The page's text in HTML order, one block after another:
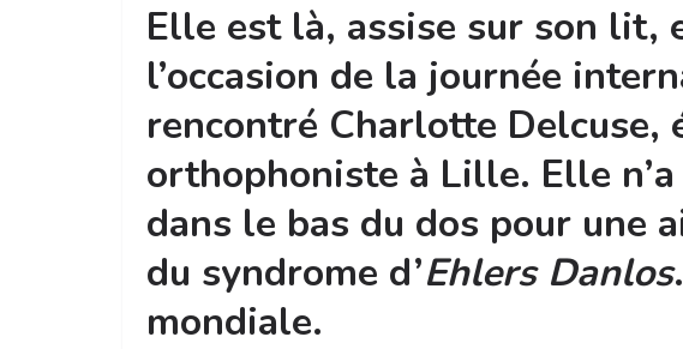
Elle est là, assise sur son lit,
l’occasion de la journée
rencontré Charlotte Delcuse,
orthophoniste à Lille. Elle
dans le bas du dos pour une
du syndrome d’Ehlers Danlos
mondiale.